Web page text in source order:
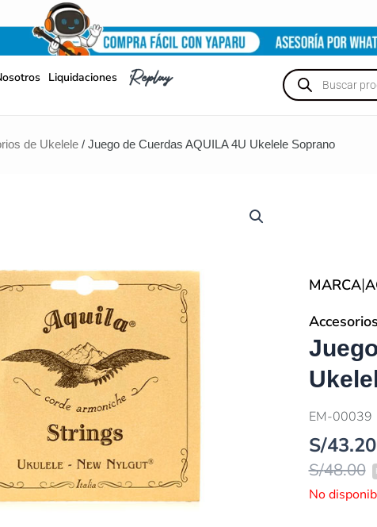
Liquidaciones Búsqueda
de
productos
de Ukelele / Juego de Cuerdas AQUILA 4U Ukelele Soprano
MARCA|
EM-00039
S/48.00
S/43.20
No